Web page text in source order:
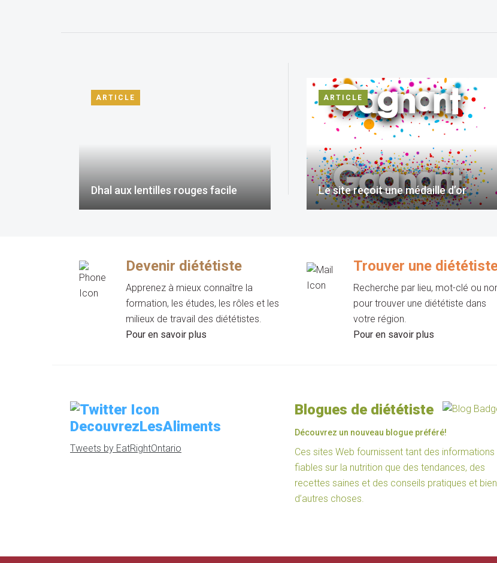
ARTICLE
Dhal aux lentilles rouges facile
ARTICLE
Le site reçoit une médaille d’or
Devenir diététiste
Apprenez à mieux connaître la
formation, les études, les rôles et les
milieux de travail des diététistes.
Pour en savoir plus
Trouver une
Recherche par lieu, mot-clé ou
pour trouver une diététiste dans
votre région.
Pour en savoir plus
DecouvrezLesAliments
Tweets by EatRightOntario
Blogues de diététiste
Découvrez un nouveau blogue préféré!
Ces sites Web fournissent tant des informations
fiables sur la nutrition que des tendances, des
recettes saines et des conseils pratiques et bien
d’autres choses.